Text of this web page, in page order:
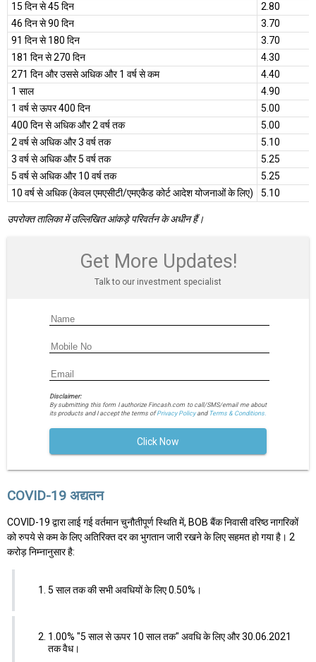
15 दिन से 45 दिन
2.80
46 दिन से 90 दिन
3.70
91 दिन से 180 दिन
3.70
181 दिन से 270 दिन
4.30
271 दिन और उससे अधिक और 1 वर्ष से कम
4.40
1 साल
4.90
1 वर्ष से ऊपर 400 दिन
5.00
400 दिन से अधिक और 2 वर्ष तक
5.00
2 वर्ष से अधिक और 3 वर्ष तक
5.10
3 वर्ष से अधिक और 5 वर्ष तक
5.25
5 वर्ष से अधिक और 10 वर्ष तक
5.25
10 वर्ष से अधिक (केवल एमएसीटी/एमएकैड कोर्ट आदेश योजनाओं के लिए)
5.10
उपरोक्त तालिका में उल्लिखित आंकड़े परिवर्तन के अधीन हैं।
Get More Updates!
Talk to our investment specialist
Disclaimer:
By submitting this form I authorize Fincash.com to call/SMS/email me about
its products and I accept the terms ofPrivacy Policyand Terms & Conditions.
Click Now
COVID-19 अद्यतन
COVID-19 द्वारा लाई गई वर्तमान चुनौतीपूर्ण स्थिति में, BOB बैंक निवासी वरिष्ठ नागरिकों
को रुपये से कम के लिए अतिरिक्त दर का भुगतान जारी रखने के लिए सहमत हो गया है। 2
करोड़ निम्नानुसार है:
5 साल तक की सभी अवधियों के लिए 0.50%।
1.00% "5 साल से ऊपर 10 साल तक" अवधि के लिए और 30.06.2021
तक वैध।